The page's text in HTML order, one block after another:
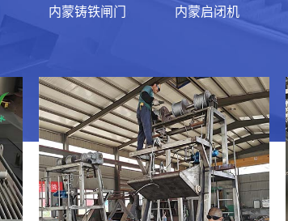
内蒙铸铁闸门 内蒙启闭机